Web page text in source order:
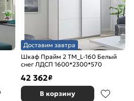
Доставим завтра
Шкаф Прайм 2 TM_L-160 Белый
снег ЛДСП 1600*2300*570
42 362₽
В корзину